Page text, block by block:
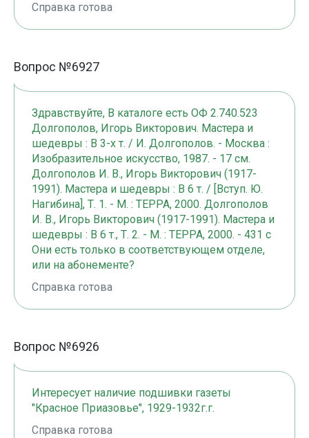
Справка готова
Вопрос №6927
Здравствуйте, В каталоге есть ОФ 2.740.523
Долгополов, Игорь Викторович. Мастера и
шедевры : В 3-х т. / И. Долгополов. - Москва :
Изобразительное искусство, 1987. - 17 см.
Долгополов И. В., Игорь Викторович (1917-
1991). Мастера и шедевры : В 6 т. / [Вступ. Ю.
Нагибина], Т. 1. - М. : ТЕРРА, 2000. Долгополов
И. В., Игорь Викторович (1917-1991). Мастера и
шедевры : В 6 т., Т. 2. - М. : ТЕРРА, 2000. - 431 с
Они есть только в соответствующем отделе,
или на абонементе?
Справка готова
Вопрос №6926
Интересует наличие подшивки газеты
"Красное Приазовье", 1929-1932г.г.
Справка готова